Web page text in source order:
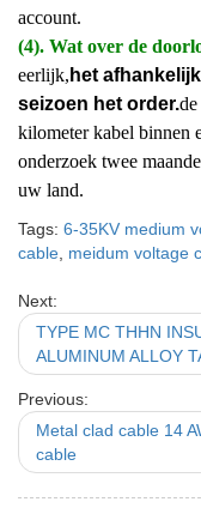
account.
(4). Wat over de
eerlijk, het
seizoen het order.
kilometer kabel binnen
onderzoek twee
uw land.
Tags: 6-35KV medium
cable meidum voltage
Next:
TYPE MC THHN
ALUMINUM ALLOY
Previous:
Metal clad cable 14
cable